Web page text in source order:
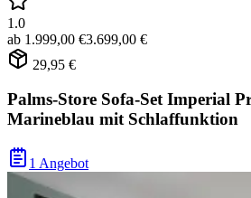
1.0
ab 1.999,00 €3.699,00 €
29,95 €
Palms-Store Sofa-Set Imperial
Marineblau mit Schlaffunktion
1 Angebot